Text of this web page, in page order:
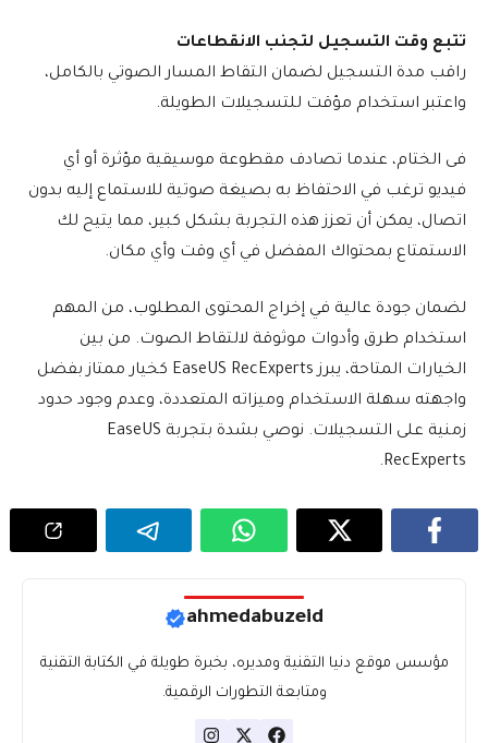
تتبع وقت التسجيل لتجنب الانقطاعات
راقب مدة التسجيل لضمان التقاط المسار الصوتي بالكامل،
واعتبر استخدام مؤقت للتسجيلات الطويلة.
فى الختام، عندما تصادف مقطوعة موسيقية مؤثرة أو أي
فيديو ترغب في الاحتفاظ به بصيغة صوتية للاستماع إليه بدون
اتصال، يمكن أن تعزز هذه التجربة بشكل كبير، مما يتيح لك
الاستمتاع بمحتواك المفضل في أي وقت وأي مكان.
لضمان جودة عالية في إخراج المحتوى المطلوب، من المهم
استخدام طرق وأدوات موثوقة لالتقاط الصوت. من بين
الخيارات المتاحة، يبرز EaseUS RecExperts كخيار ممتاز بفضل
واجهته سهلة الاستخدام وميزاته المتعددة، وعدم وجود حدود
زمنية على التسجيلات. نوصي بشدة بتجربة EaseUS
RecExperts.
ahmedabuzeid
مؤسس موقع دنيا التقنية ومديره، بخبرة طويلة في الكتابة التقنية
ومتابعة التطورات الرقمية.